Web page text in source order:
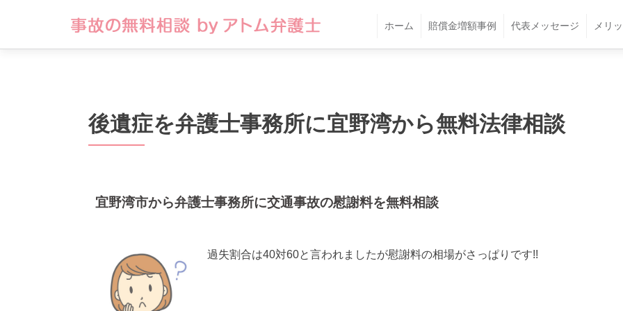
ホーム 賠償金増額事例 代表メッセージ メリ
後遺症を弁護士事務所に宜野湾から無料法律相談
宜野湾市から弁護士事務所に交通事故の慰謝料を無料相談
過失割合は40対60と言われましたが慰謝料の相場がさっぱりです!!